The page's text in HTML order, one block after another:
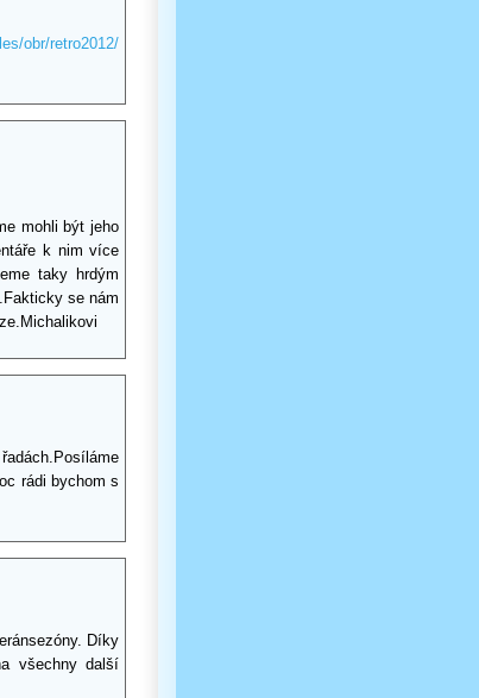
obr/retro2012/
mohli být jeho
k nim více
taky hrdým
se nám
rádi bychom s
Díky
všechny další